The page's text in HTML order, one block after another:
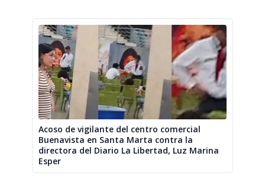
Acoso de vigilante del centro comercial
Buenavista en Santa Marta contra la
directora del Diario La Libertad, Luz Marina
Esper